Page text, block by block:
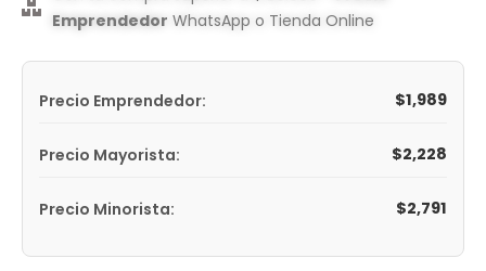
Emprendedor WhatsApp o Tienda Online
Precio Emprendedor: $1,989
Precio Mayorista: $2,228
Precio Minorista: $2,791